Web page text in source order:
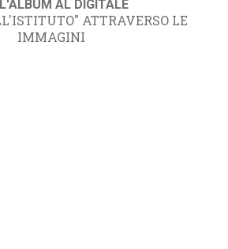
AL DIGITALE
ATTRAVERSO LE
IMMAGINI